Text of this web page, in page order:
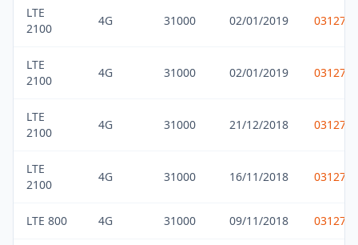
LTE
2100
4G 31000 02/01/2019
LTE
2100
4G 31000 02/01/2019
LTE
2100
4G 31000 21/12/2018
LTE
2100
4G 31000 16/11/2018
LTE 800 4G 31000 09/11/2018